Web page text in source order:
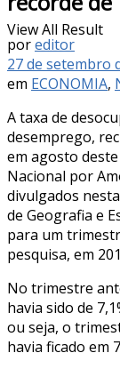
View All Result
poreditor
27 de setembro
em ECONOMIA,
A taxa de
desemprego,
em agosto
Nacional por
divulgados
de Geografia e
para um
pesquisa, em
No trimestre
havia sido de
ou seja, o
havia ficado em